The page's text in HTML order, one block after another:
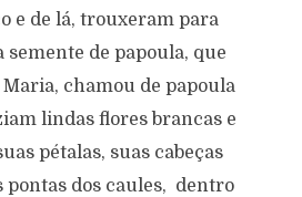
e de lá, trouxeram para
semente de papoula, que
chamou de papoula
lindas flores brancas e
pétalas, suas cabeças
pontas dos caules, dentro